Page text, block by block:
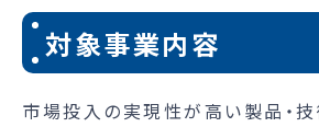
対象事業内容
市場投入の実現性が高い製品・